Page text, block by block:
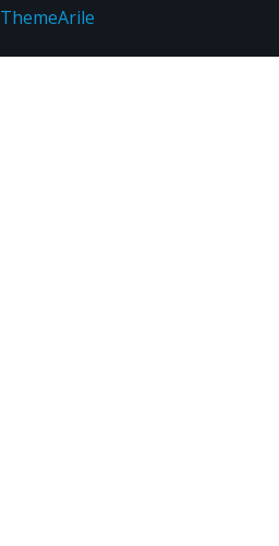
ThemeArile